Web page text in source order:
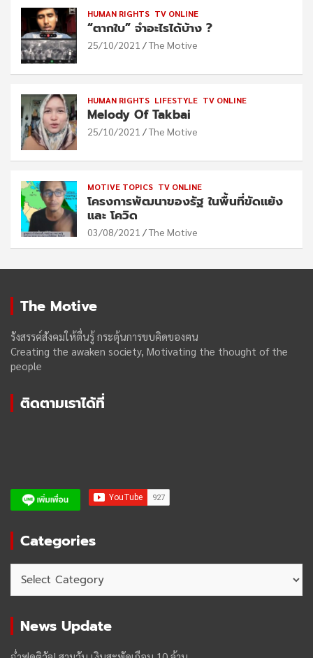
HUMAN RIGHTS TV ONLINE
“ตากใบ” จำอะไรได้บ้าง ?
25/10/2021 The Motive
HUMAN RIGHTS LIFESTYLE TV ONLINE
Melody Of Takbai
25/10/2021 The Motive
MOTIVE TOPICS TV ONLINE
โครงการพัฒนาของรัฐ ในพื้นที่ขัดแย้ง
และ โควิด
03/08/2021 The Motive
The Motive
รังสรรค์สังคมให้ตื่นรู้ กระตุ้นการขบคิดของฅน
Creating the awaken society, Motivating the thought of the
people
ติดตามเราได้ที่
Categories
News Update